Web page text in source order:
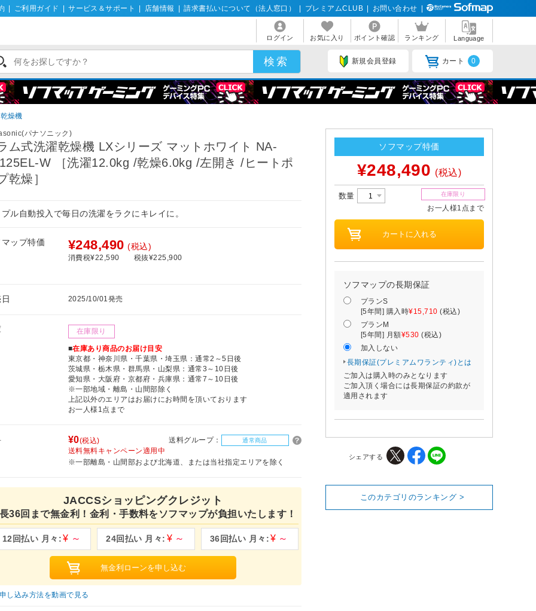
ご利用ガイド サービス＆サポート 店舗情報 請求書払いについて（法人窓口） プレミアムCLUB お問い合わせ
ログイン お気に入り ポイント確認 ランキング Language
新規会員登録 カート 0
燥機
パナソニック)
ム式洗濯乾燥機 LXシリーズ マットホワイト NA-
W ［洗濯12.0kg /乾燥6.0kg /左開き /ヒートポ
乾燥］
ル自動投入で毎日の洗濯をラクにキレイに。
ップ特価 ¥248,490 (税込)
消費税¥22,590 税抜¥225,900
2025/10/01発売
在庫限り
■在庫あり商品のお届け目安
東京都・神奈川県・千葉県・埼玉県：通常2～5日後
茨城県・栃木県・群馬県・山梨県：通常3～10日後
愛知県・大阪府・京都府・兵庫県：通常7～10日後
※一部地域・離島・山間部除く
上記以外のエリアはお届けにお時間を頂いております
お一人様1点まで
¥0(税込) 送料グループ： 通常商品
送料無料キャンペーン適用中
※一部離島・山間部および北海道、または当社指定エリアを除く
JACCSショッピングクレジット
36回まで無金利！金利・手数料をソフマップが負担いたします！
し込み方法を動画で見る
ソフマップ特価
¥248,490 (税込)
数量 在庫限り
お一人様1点まで
ソフマップの長期保証
プランS
[5年間] 購入時¥15,710 (税込)
プランM
[5年間] 月額¥530 (税込)
加入しない
長期保証(プレミアムワランティ)とは
ご加入は購入時のみとなります
ご加入頂く場合には長期保証の約款が
適用されます
シェアする
このカテゴリのランキング >